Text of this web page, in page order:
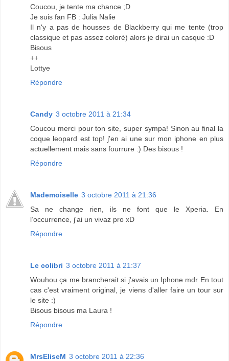
Coucou, je tente ma chance ;D
Je suis fan FB : Julia Nalie
Il n'y a pas de housses de Blackberry qui me tente (trop
classique et pas assez coloré) alors je dirai un casque :D
Bisous
++
Lottye
Répondre
Candy 3 octobre 2011 à 21:34
Coucou merci pour ton site, super sympa! Sinon au final la
coque leopard est top! j'en ai une sur mon iphone en plus
actuellement mais sans fourrure :) Des bisous !
Répondre
Mademoiselle 3 octobre 2011 à 21:36
Sa ne change rien, ils ne font que le Xperia. En
l’occurrence, j'ai un vivaz pro xD
Répondre
Le colibri 3 octobre 2011 à 21:37
Wouhou ça me brancherait si j'avais un Iphone mdr En tout
cas c'est vraiment original, je viens d'aller faire un tour sur
le site :)
Bisous bisous ma Laura !
Répondre
MrsEliseM 3 octobre 2011 à 22:36